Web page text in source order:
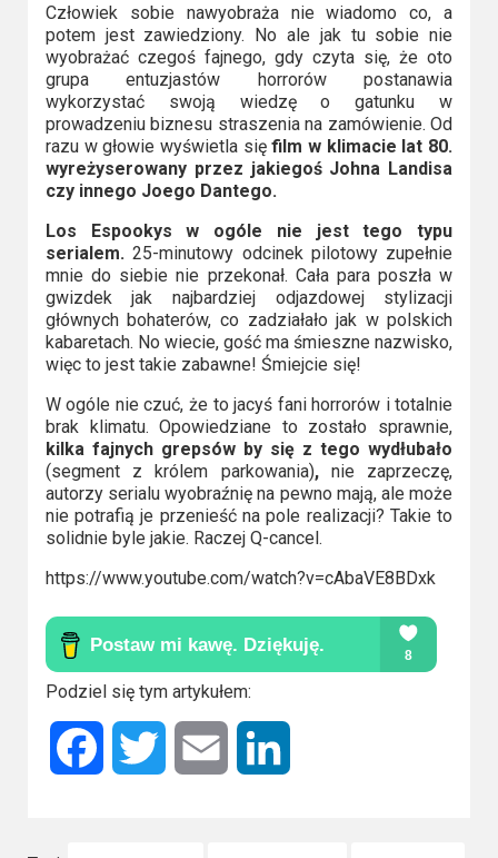
Człowiek sobie nawyobraża nie wiadomo co, a
potem jest zawiedziony. No ale jak tu sobie nie
wyobrażać czegoś fajnego, gdy czyta się, że oto
grupa entuzjastów horrorów postanawia
wykorzystać swoją wiedzę o gatunku w
prowadzeniu biznesu straszenia na zamówienie. Od
razu w głowie wyświetla sięfilm w klimacie lat 80.
wyreżyserowany przez jakiegoś Johna Landisa
czy innego Joego Dantego.
Los Espookys w ogóle nie jest tego typu
serialem. 25-minutowy odcinek pilotowy zupełnie
mnie do siebie nie przekonał. Cała para poszła w
gwizdek jak najbardziej odjazdowej stylizacji
głównych bohaterów, co zadziałało jak w polskich
kabaretach. No wiecie, gość ma śmieszne nazwisko,
więc to jest takie zabawne! Śmiejcie się!
W ogóle nie czuć, że to jacyś fani horrorów i totalnie
brak klimatu. Opowiedziane to zostało sprawnie,
kilka fajnych grepsów by się z tego wydłubało
(segment z królem parkowania),nie zaprzeczę,
autorzy serialu wyobraźnię na pewno mają, ale może
nie potrafią je przenieść na pole realizacji? Takie to
solidnie byle jakie. Raczej Q-cancel.
https://www.youtube.com/watch?v=cAbaVE8BDxk
Podziel się tym artykułem:
Facebook Twitter Email